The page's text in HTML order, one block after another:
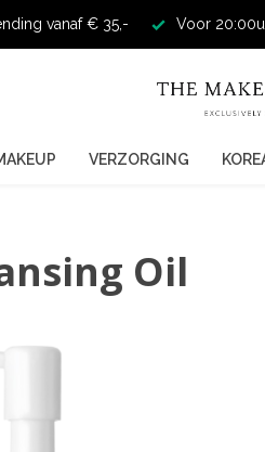
vanaf € 35,- Voor
VERZORGING
Oil